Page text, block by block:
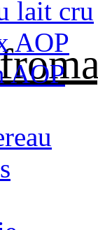
lait cru
AOP
AOP